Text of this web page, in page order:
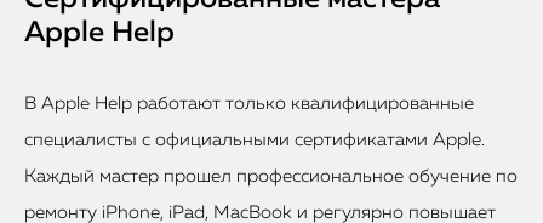
Apple Help
В Apple Help работают только квалифицированные
специалисты с официальными сертификатами Apple.
Каждый мастер прошел профессиональное обучение по
ремонту iPhone, iPad, MacBook и регулярно повышает